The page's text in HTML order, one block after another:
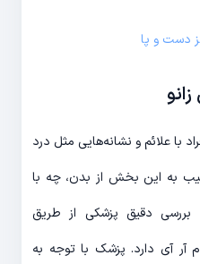
دست و پا
با علائم و نشانه‌هایی مثل درد
به این بخش از بدن، چه با
بررسی دقیق پزشکی از طریق
آر آی دارد. پزشک با توجه به